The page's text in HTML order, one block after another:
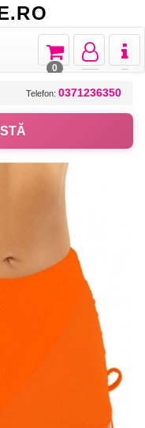
Toggle
Toggle
navigation
Toggle
navigation
0
Telefon: 0371236350